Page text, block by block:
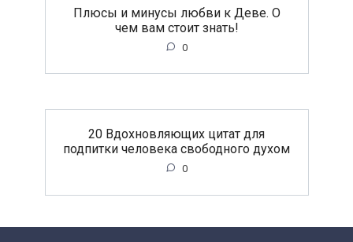
Плюсы и минусы любви к Деве. О
чем вам стоит знать!
0
20 Вдохновляющих цитат для
подпитки человека свободного духом
0